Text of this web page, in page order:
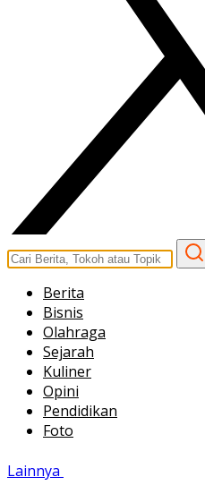
Berita
Bisnis
Olahraga
Sejarah
Kuliner
Opini
Pendidikan
Foto
Lainnya